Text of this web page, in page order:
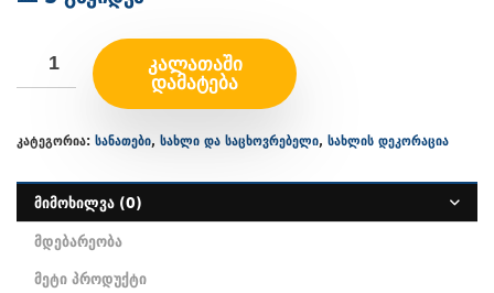
ᲙᲐᲚᲐᲗᲐᲨᲘ
ᲓᲐᲛᲐᲢᲔᲑᲐ
კატეგორია: სანათები, სახლი და საცხოვრებელი, სახლის დეკორაცია
მიმოხილვა (0)
მდებარეობა
მეტი პროდუქტი